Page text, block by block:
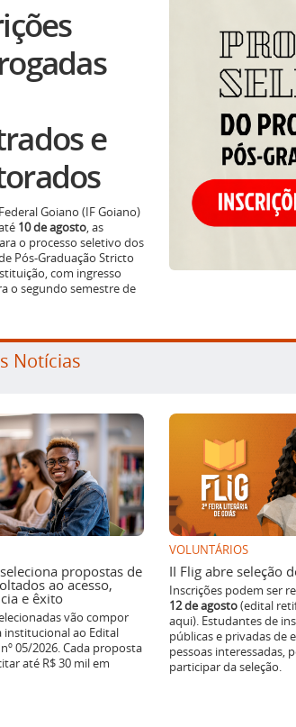
e
Goiano (IF Goiano)
10 de agosto, as
o processo seletivo dos
Pós-Graduação Stricto
com ingresso
o segundo semestre de
Notícias
propostas de
ao acesso,
e êxito
vão compor
institucional ao Edital
nº 05/2026. Cada proposta
até R$ 30 mil em
VOLUNTÁRIOS
II Flig abre seleção
Inscrições podem ser
12 de agosto(edital
aqui). Estudantes de
públicas e privadas de
pessoas interessadas,
participar da seleção.